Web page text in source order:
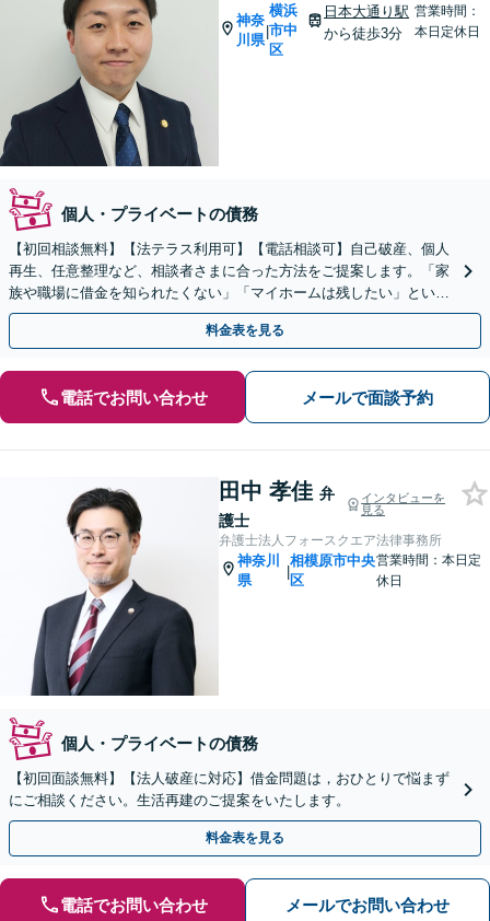
神奈
川県
|
横浜
市中
区
日本大通り駅
から徒歩3分
営業時間：
本日定休日
個人・プライベートの債務
【初回相談無料】【法テラス利用可】【電話相談可】自己破産、個人
再生、任意整理など、相談者さまに合った方法をご提案します。「家
族や職場に借金を知られたくない」「マイホームは残したい」といっ
た方もご相談ください。【完全個室】【日本大通り駅3分】
料金表を見る
電話でお問い合わせ メールで面談予約
田中 孝佳 弁
護士
インタビューを
見る
弁護士法人フォースクエア法律事務所
神奈川
県
|
相模原市中央
区
営業時間：本日定
休日
個人・プライベートの債務
【初回面談無料】【法人破産に対応】借金問題は，おひとりで悩まず
にご相談ください。生活再建のご提案をいたします。
料金表を見る
電話でお問い合わせ メールでお問い合わせ